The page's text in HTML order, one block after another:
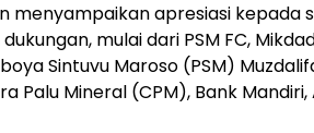
menyampaikan apresiasi kepada
mulai dari PSM FC,
Sintuvu Maroso (PSM)
Palu Mineral (CPM), Bank